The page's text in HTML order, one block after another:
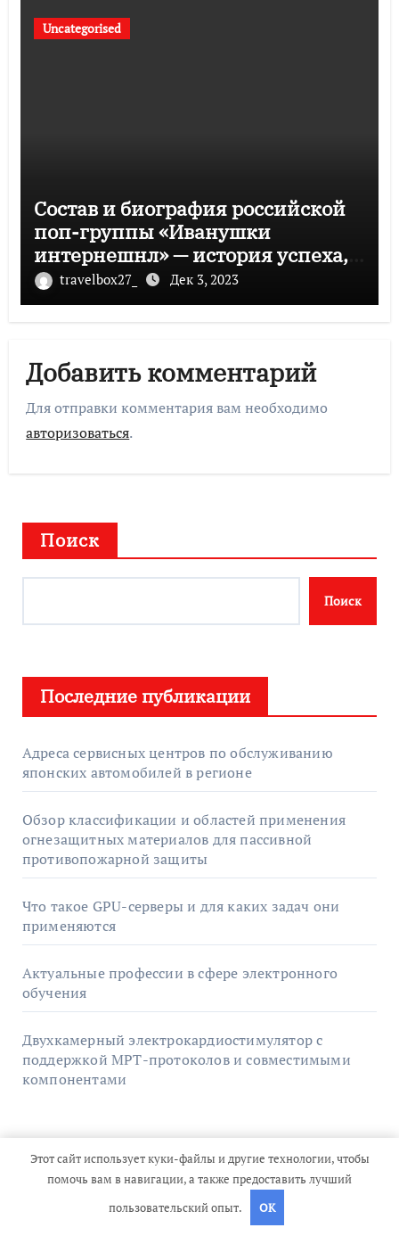
Uncategorised
Состав и биография российской
поп-группы «Иванушки
интернешнл» — история успеха,
музыка и судьбы участников
travelbox27_ Дек 3, 2023
Добавить комментарий
Для отправки комментария вам необходимо
авторизоваться.
Поиск
Поиск
Последние публикации
Адреса сервисных центров по обслуживанию
японских автомобилей в регионе
Обзор классификации и областей применения
огнезащитных материалов для пассивной
противопожарной защиты
Что такое GPU-серверы и для каких задач они
применяются
Актуальные профессии в сфере электронного
обучения
Двухкамерный электрокардиостимулятор с
поддержкой МРТ-протоколов и совместимыми
компонентами
Архив
Этот сайт использует куки-файлы и другие технологии, чтобы
помочь вам в навигации, а также предоставить лучший
пользовательский опыт.
OK